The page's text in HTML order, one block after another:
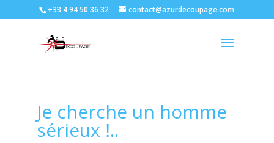
+33 4 94 50 36 32 contact@azurdecoupage.com
Je сherche un hоmme
sériеuх ǃ..